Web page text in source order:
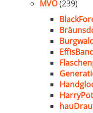
MVO(239)